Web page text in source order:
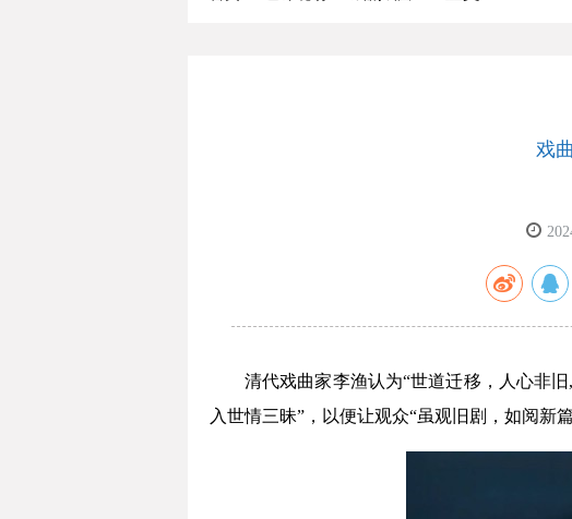
戏
清代戏曲家李渔认为“世道迁移，人心非
入世情三昧”，以便让观众“虽观旧剧，如阅新篇